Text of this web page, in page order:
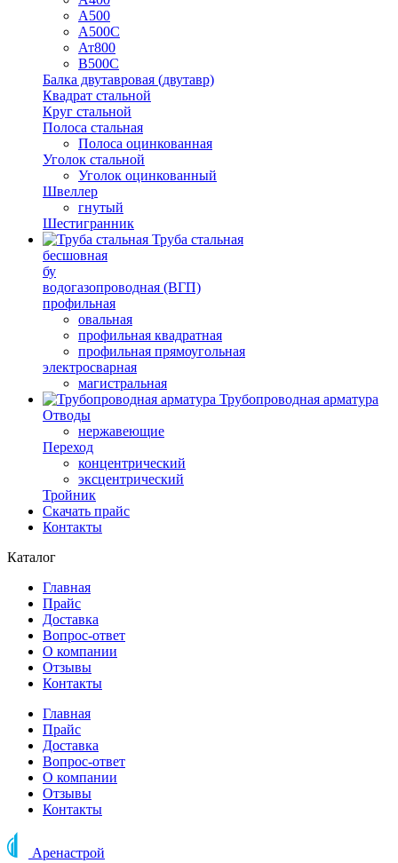
А500
А500С
Ат800
В500С
Балка двутавровая (двутавр)
Квадрат стальной
Круг стальной
Полоса стальная
Полоса оцинкованная
Уголок стальной
Уголок оцинкованный
Швеллер
гнутый
Шестигранник
Труба стальная
бесшовная
бу
водогазопроводная (ВГП)
профильная
овальная
профильная квадратная
профильная прямоугольная
электросварная
магистральная
Трубопроводная арматура
Отводы
нержавеющие
Переход
концентрический
эксцентрический
Тройник
Скачать прайс
Контакты
Каталог
Главная
Прайс
Доставка
Вопрос-ответ
О компании
Отзывы
Контакты
Главная
Прайс
Доставка
Вопрос-ответ
О компании
Отзывы
Контакты
Аренастрой